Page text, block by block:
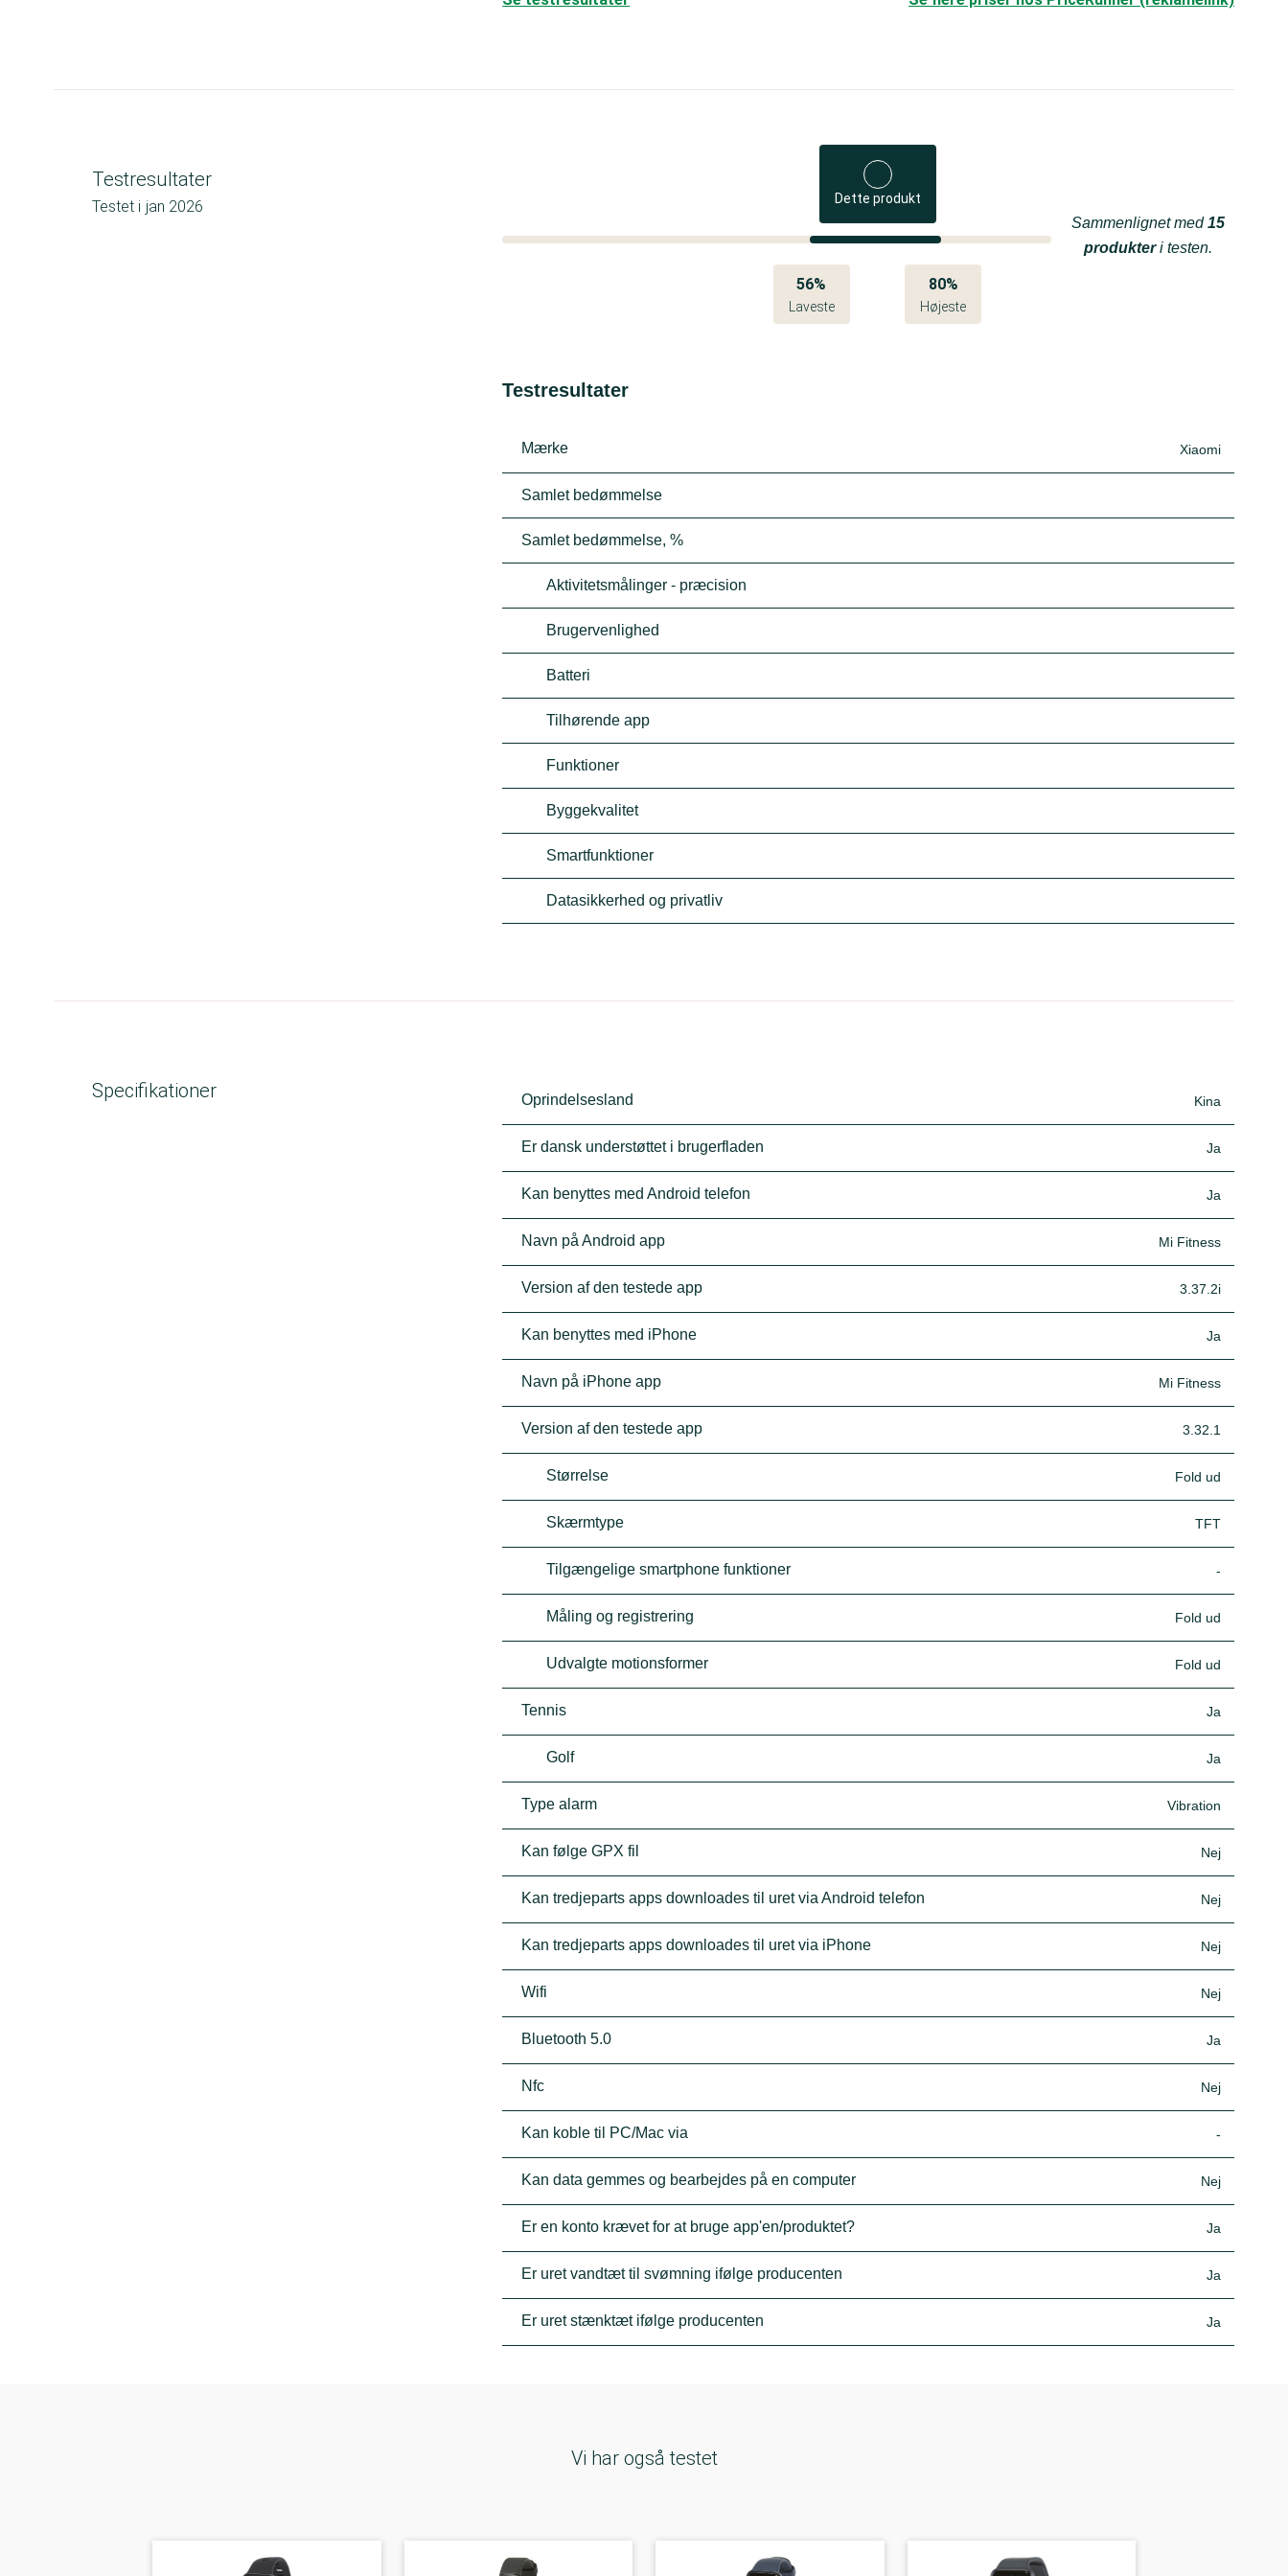
Testresultater
Testet i jan 2026 Dette produkt
56%
Laveste
80%
Højeste
Sammenlignet med15
produkteri testen.
Testresultater
Mærke Xiaomi
Samlet bedømmelse
Samlet bedømmelse, %
Aktivitetsmålinger - præcision
Brugervenlighed
Batteri
Tilhørende app
Funktioner
Byggekvalitet
Smartfunktioner
Datasikkerhed og privatliv
Specifikationer Oprindelsesland Kina
Er dansk understøttet i brugerfladen Ja
Kan benyttes med Android telefon Ja
Navn på Android app Mi Fitness
Version af den testede app 3.37.2i
Kan benyttes med iPhone Ja
Navn på iPhone app Mi Fitness
Version af den testede app 3.32.1
Størrelse Fold ud
Skærmtype TFT
Tilgængelige smartphone funktioner -
Måling og registrering Fold ud
Udvalgte motionsformer Fold ud
Tennis Ja
Golf Ja
Type alarm Vibration
Kan følge GPX fil Nej
Kan tredjeparts apps downloades til uret via Android telefon Nej
Kan tredjeparts apps downloades til uret via iPhone Nej
Wifi Nej
Bluetooth 5.0 Ja
Nfc Nej
Kan koble til PC/Mac via -
Kan data gemmes og bearbejdes på en computer Nej
Er en konto krævet for at bruge app'en/produktet? Ja
Er uret vandtæt til svømning ifølge producenten Ja
Er uret stænktæt ifølge producenten Ja
Vi har også testet